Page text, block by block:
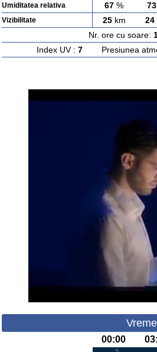
Umiditatea relativa 67 % 73
Vizibilitate 25km 24
Nr. ore cu soare:
Index UV : 7Presiunea
00:00